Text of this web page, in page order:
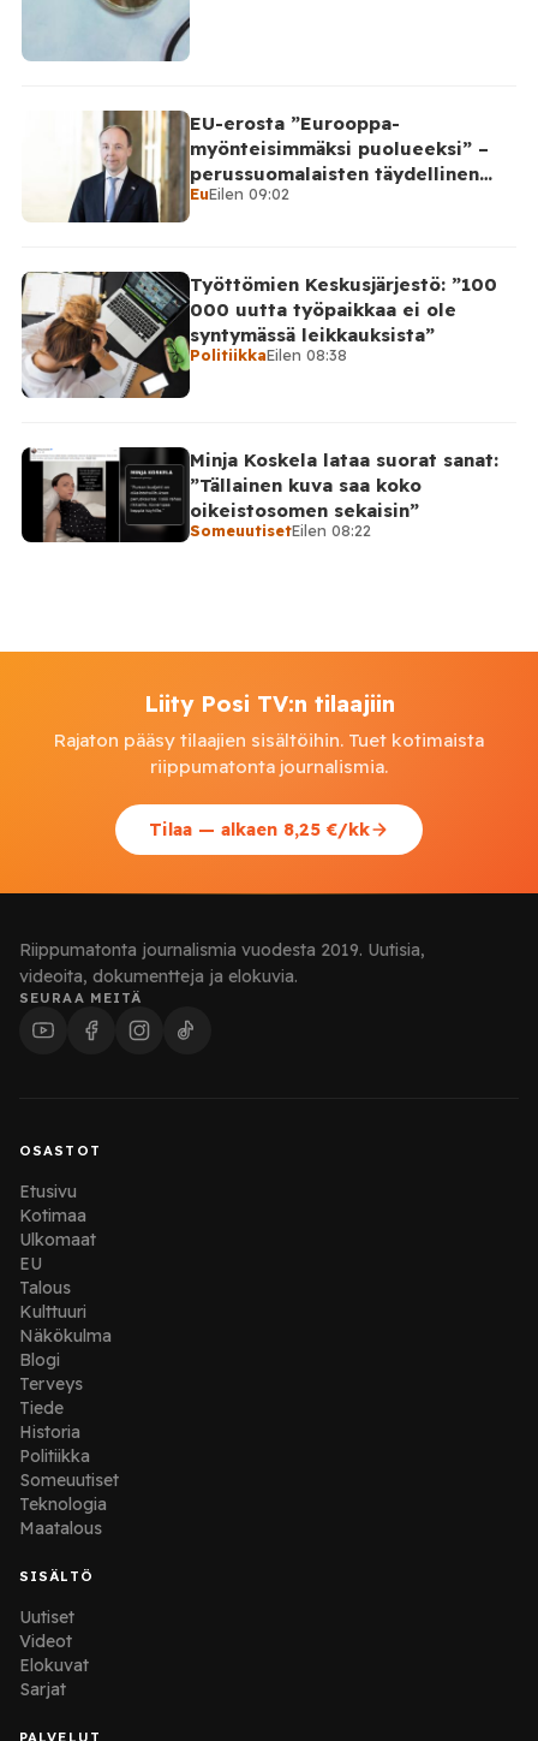
EU-erosta ”Eurooppa-
myönteisimmäksi puolueeksi” –
perussuomalaisten täydellinen
takinkääntö
EuEilen 09:02
Työttömien Keskusjärjestö: ”100
000 uutta työpaikkaa ei ole
syntymässä leikkauksista”
PolitiikkaEilen 08:38
Minja Koskela lataa suorat sanat:
”Tällainen kuva saa koko
oikeistosomen sekaisin”
SomeuutisetEilen 08:22
Liity Posi TV:n tilaajiin
Rajaton pääsy tilaajien sisältöihin. Tuet kotimaista
riippumatonta journalismia.
Tilaa — alkaen 8,25 €/kk
Riippumatonta journalismia vuodesta 2019. Uutisia,
videoita, dokumentteja ja elokuvia.
SEURAA MEITÄ
OSASTOT
Etusivu
Kotimaa
Ulkomaat
EU
Talous
Kulttuuri
Näkökulma
Blogi
Terveys
Tiede
Historia
Politiikka
Someuutiset
Teknologia
Maatalous
SISÄLTÖ
Uutiset
Videot
Elokuvat
Sarjat